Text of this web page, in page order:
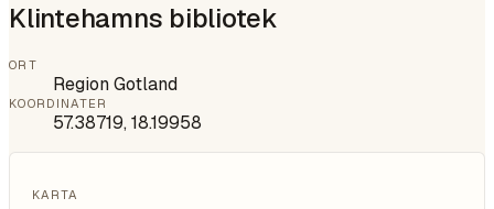
Klintehamns bibliotek
ORT
Region Gotland
KOORDINATER
57.38719,18.19958
KARTA